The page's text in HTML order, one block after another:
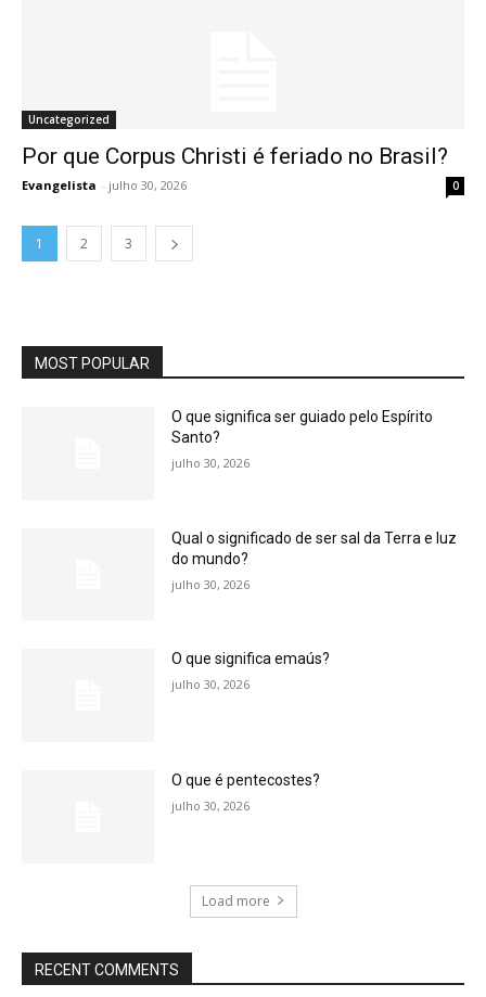
Uncategorized
Por que Corpus Christi é feriado no Brasil?
Evangelista - julho 30, 2026 0
1 2 3
MOST POPULAR
O que significa ser guiado pelo Espírito
Santo?
julho 30, 2026
Qual o significado de ser sal da Terra e luz
do mundo?
julho 30, 2026
O que significa emaús?
julho 30, 2026
O que é pentecostes?
julho 30, 2026
Load more
RECENT COMMENTS